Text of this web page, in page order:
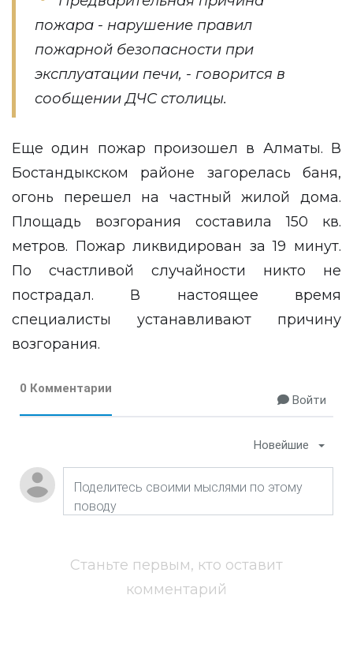
пожара - нарушение правил
пожарной безопасности при
эксплуатации печи, - говорится в
сообщении ДЧС столицы.
Еще один пожар произошел в Алматы. В
Бостандыкском районе загорелась баня,
огонь перешел на частный жилой дома.
Площадь возгорания составила 150 кв.
метров. Пожар ликвидирован за 19 минут.
По счастливой случайности никто не
пострадал. В настоящее время
специалисты устанавливают причину
возгорания.
0 Комментарии
Войти
Новейшие
Станьте первым, кто оставит
комментарий